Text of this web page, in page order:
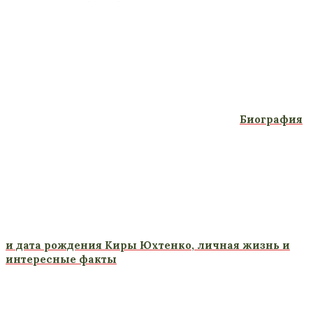
Биография
и дата рождения Киры Юхтенко, личная жизнь и
интересные факты